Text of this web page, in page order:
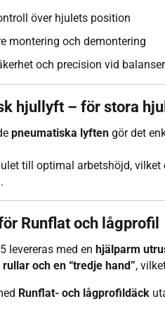
över hjulets position
montering och demontering
och precision vid
hjullyft – för stora
pneumatiska lyftengör det
till optimal arbetshöjd, vilket
Runflat och lågprofil
levereras med en hjälparm
rullar och en “tredje hand”,
Runflat- och lågprofildäck